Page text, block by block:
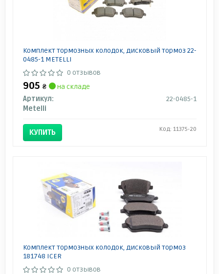
Комплект тормозных колодок, дисковый тормоз 22-
0485-1 METELLI
0 отзывов
905 ₴
на складе
Артикул:
22-0485-1
Metelli
КУПИТЬ Код: 11375-20
Комплект тормозных колодок, дисковый тормоз
181748 ICER
0 отзывов